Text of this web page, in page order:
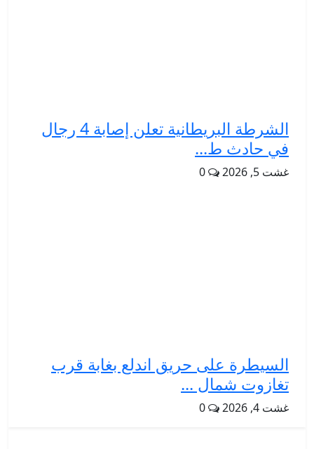
الشرطة البريطانية تعلن إصابة 4 رجال
في حادث ط...
غشت 5, 2026 0
السيطرة على حريق اندلع بغابة قرب
تغازوت شمال ...
غشت 4, 2026 0